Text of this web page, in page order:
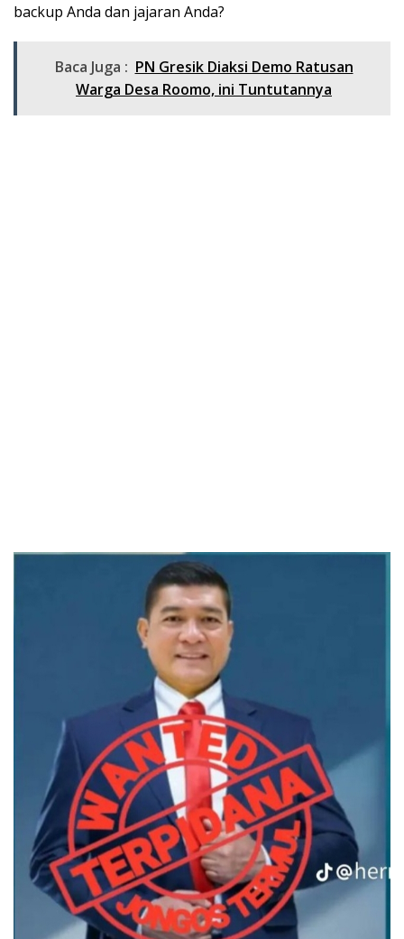
backup Anda dan jajaran Anda?
Baca Juga : PN Gresik Diaksi Demo Ratusan
Warga Desa Roomo, ini Tuntutannya